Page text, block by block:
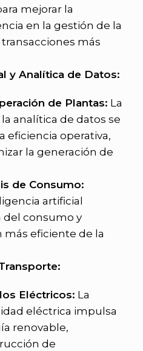
mejorar la
en la gestión de la
más
y Analítica de Datos:
de Plantas: La
analítica de datos se
eficiencia operativa,
la generación de
de Consumo:
artificial
del consumo y
eficiente de la
Eléctricos: La
eléctrica impulsa
renovable,
de